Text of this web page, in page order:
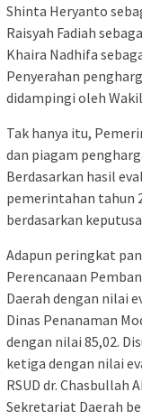
Shinta Heryanto
Raisyah Fadiah
Khaira Nadhifa
Penyerahan
didampingi oleh
Tak hanya itu,
dan piagam
Berdasarkan hasil
pemerintahan tahun
berdasarkan
Adapun peringkat
Perencanaan
Daerah dengan nilai
Dinas Penanaman
dengan nilai 85,02.
ketiga dengan nilai
RSUD dr. Chasbullah
Sekretariat Daerah